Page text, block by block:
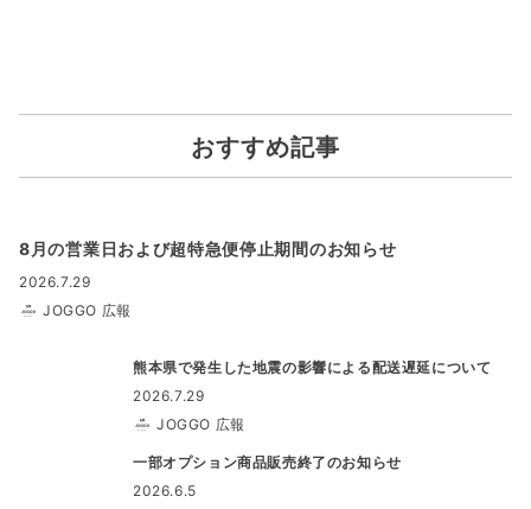
おすすめ記事
8月の営業日および超特急便停止期間のお知らせ
2026.7.29
JOGGO 広報
熊本県で発生した地震の影響による配送遅延について
2026.7.29
JOGGO 広報
一部オプション商品販売終了のお知らせ
2026.6.5